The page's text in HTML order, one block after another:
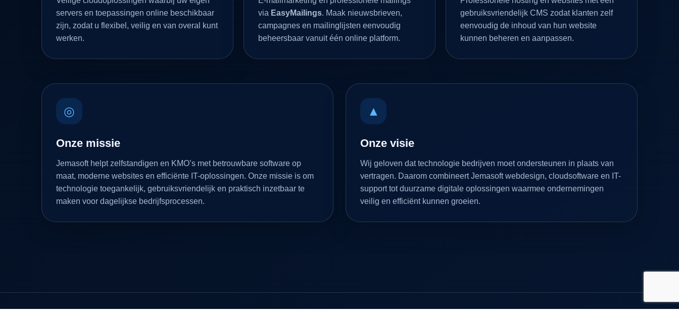
servers en toepassingen online beschikbaar
zijn, zodat u flexibel, veilig en van overal kunt
werken.
via EasyMailings. Maak nieuwsbrieven,
campagnes en mailinglijsten eenvoudig
beheersbaar vanuit één online platform.
gebruiksvriendelijk CMS zodat klanten zelf
eenvoudig de inhoud van hun website
kunnen beheren en aanpassen.
◎
Onze missie
Jemasoft helpt zelfstandigen en KMO’s met betrouwbare software op
maat, moderne websites en efficiënte IT-oplossingen. Onze missie is om
technologie toegankelijk, gebruiksvriendelijk en praktisch inzetbaar te
maken voor dagelijkse bedrijfsprocessen.
▲
Onze visie
Wij geloven dat technologie bedrijven moet ondersteunen in plaats van
vertragen. Daarom combineert Jemasoft webdesign, cloudsoftware en IT-
support tot duurzame digitale oplossingen waarmee ondernemingen
veilig en efficiënt kunnen groeien.